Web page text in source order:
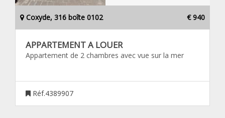
Coxyde, 316 boîte 0102 € 940
APPARTEMENT A LOUER
Appartement de 2 chambres avec vue sur la mer
Réf.4389907